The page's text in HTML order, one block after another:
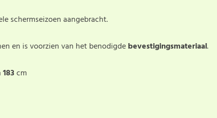
schermseizoen aangebracht.
en is voorzien van het benodigdebevestigingsmateriaal.
183cm